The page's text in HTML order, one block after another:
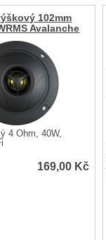
102mm
Avalanche
4 Ohm, 40W,
169,00 Kč